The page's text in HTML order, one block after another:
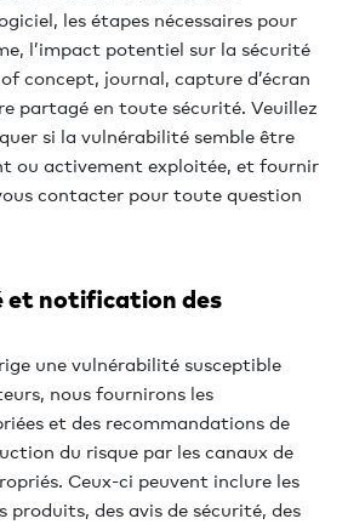
les étapes nécessaires pour
l’impact potentiel sur la sécurité
concept, journal, capture d’écran
partagé en toute sécurité. Veuillez
si la vulnérabilité semble être
ou activement exploitée, et fournir
contacter pour toute question
et notification des
une vulnérabilité susceptible
nous fournirons les
et des recommandations de
du risque par les canaux de
Ceux-ci peuvent inclure les
produits, des avis de sécurité, des